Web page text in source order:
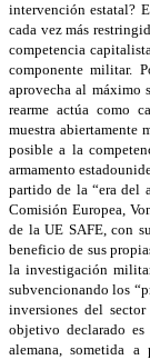
intervención estatal?
cada vez más
competencia
componente militar.
aprovecha al máximo
rearme actúa como
muestra abiertamente
posible a la
armamento
partido de la “era del
Comisión Europea,
de la UE SAFE, con
beneficio de sus
la investigación
subvencionando los
inversiones del
objetivo declarado
alemana, sometida